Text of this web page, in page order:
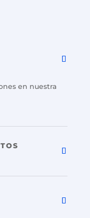
en nuestra